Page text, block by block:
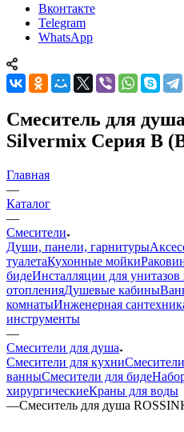
Вконтакте
Telegram
WhatsApp
Смеситель для
Silvermix Серия B
Главная
—
Каталог
—
Смесители
Души, панели, гарнитуры
туалетаКухонные мойки
бидеИнсталляции для унитазов
отопленияДушевые кабины
комнатыИнженерная
инструменты
—
Смесители для душа
Смесители для кухни
ванныСмесители для биде
хирургическиеКраны для воды
—Смеситель для душа